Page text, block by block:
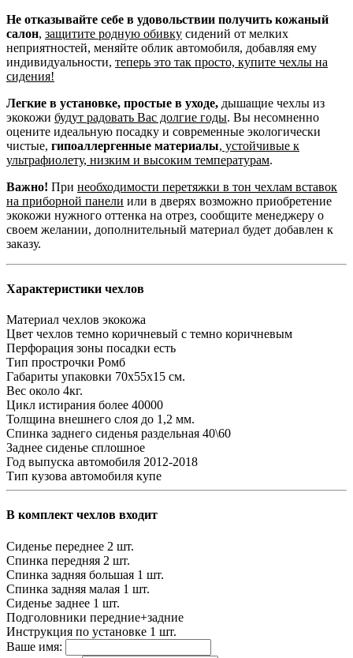
Не отказывайте себе в удовольствии получить кожаный
салон, защитите родную обивку сидений от мелких
неприятностей, меняйте облик автомобиля, добавляя ему
индивидуальности, теперь это так просто, купите чехлы на
сидения!
Легкие в установке, простые в уходе, дышащие чехлы из
экокожи будут радовать Вас долгие годы. Вы несомненно
оцените идеальную посадку и современные экологически
чистые, гипоаллергенные материалы, устойчивые к
ультрафиолету, низким и высоким температурам.
Важно! При необходимости перетяжки в тон чехлам вставок
на приборной панели или в дверях возможно приобретение
экокожи нужного оттенка на отрез, сообщите менеджеру о
своем желании, дополнительный материал будет добавлен к
заказу.
Характеристики чехлов
Материал чехлов экокожа
Цвет чехлов темно коричневый с темно коричневым
Перфорация зоны посадки есть
Тип прострочки Ромб
Габариты упаковки 70х55х15 см.
Вес около 4кг.
Цикл истирания более 40000
Толщина внешнего слоя до 1,2 мм.
Спинка заднего сиденья раздельная 40\60
Заднее сиденье сплошное
Год выпуска автомобиля 2012-2018
Тип кузова автомобиля купе
В комплект чехлов входит
Сиденье переднее 2 шт.
Спинка передняя 2 шт.
Спинка задняя большая 1 шт.
Спинка задняя малая 1 шт.
Сиденье заднее 1 шт.
Подголовники передние+задние
Инструкция по установке 1 шт.
Ваше имя: